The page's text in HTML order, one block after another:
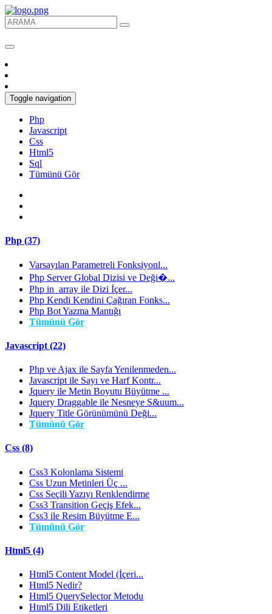
Toggle navigation
Php
Javascript
Css
Html5
Sql
Tümünü Gör
Php (37)
Varsayılan Parametreli Fonksiyonl...
Php Server Global Dizisi ve Deği�...
Php in_array ile Dizi İçer...
Php Kendi Kendini Çağıran Fonks...
Php Bot Yazma Mantığı
Tümünü Gör
Javascript (22)
Php ve Ajax ile Sayfa Yenilenmeden...
Javascript ile Sayı ve Harf Kontr...
Jquery ile Metin Boyutu Büyütme ...
Jquery Draggable ile Nesneye S&uum...
Jquery Title Görünümünü Deği...
Tümünü Gör
Css (8)
Css3 Kolonlama Sistemi
Css Uzun Metinleri Üç ...
Css Seçili Yazıyı Renklendirme
Css3 Transition Geçiş Efek...
Css3 ile Resim Büyütme E...
Tümünü Gör
Html5 (4)
Html5 Content Model (İçeri...
Html5 Nedir?
Html5 QuerySelector Metodu
Html5 Dili Etiketleri